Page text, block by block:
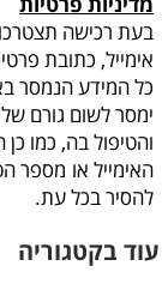
מדיניות פרטיות
בעת רכישה
אימייל, כתובת
כל המידע הנמסר
ימסר לשום גורם
והטיפול בה, כמו
האימייל או מספר
להסיר בכל עת.
עוד בקטגוריה